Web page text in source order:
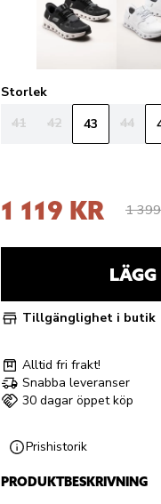
Storlek
41
42 43 44
1 119 KR 1
Tillgänglighet i butik
Alltid fri frakt!
Snabba leveranser
30 dagar öppet köp
Prishistorik
PRODUKTBESKRIVNING